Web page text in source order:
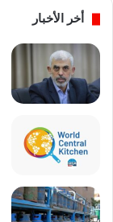
أخر الأخبار